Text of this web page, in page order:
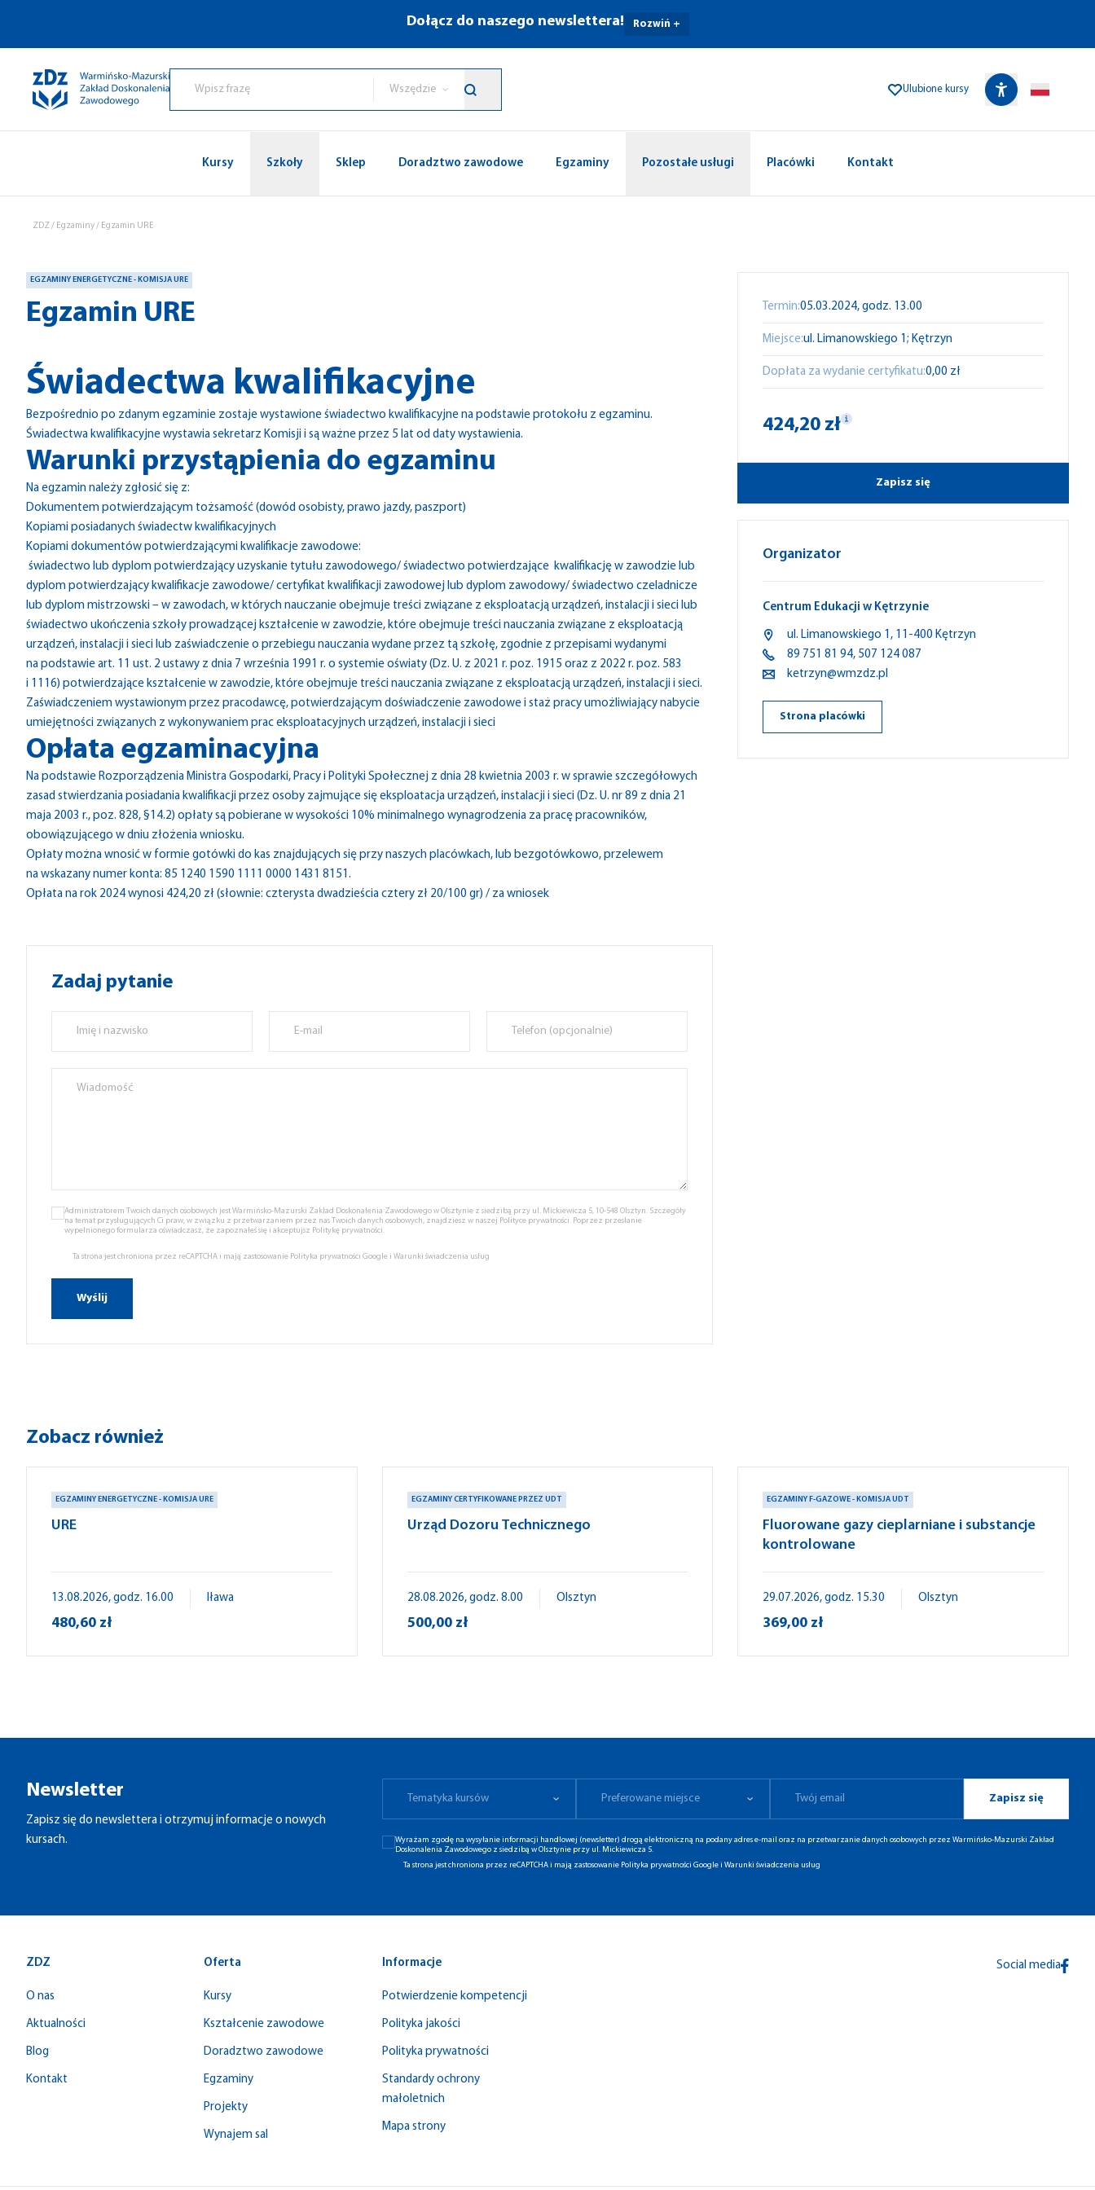
Dołącz do naszego newslettera! Rozwiń +
Wszędzie Ulubione kursy
Kursy Szkoły Sklep Doradztwo zawodowe Egzaminy Pozostałe usługi Placówki Kontakt
ZDZ/ Egzaminy/ Egzamin URE
EGZAMINY ENERGETYCZNE - KOMISJA URE
Egzamin URE
Świadectwa kwalifikacyjne
Bezpośrednio po zdanym egzaminie zostaje wystawione świadectwo kwalifikacyjne na podstawie protokołu z egzaminu.
Świadectwa kwalifikacyjne wystawia sekretarz Komisji i są ważne przez 5 lat od daty wystawienia.
Warunki przystąpienia do egzaminu
Na egzamin należy zgłosić się z:
Dokumentem potwierdzającym tożsamość (dowód osobisty, prawo jazdy, paszport)
Kopiami posiadanych świadectw kwalifikacyjnych
Kopiami dokumentów potwierdzającymi kwalifikacje zawodowe:
świadectwo lub dyplom potwierdzający uzyskanie tytułu zawodowego/ świadectwo potwierdzające kwalifikację w zawodzie lub
dyplom potwierdzający kwalifikacje zawodowe/ certyfikat kwalifikacji zawodowej lub dyplom zawodowy/ świadectwo czeladnicze
lub dyplom mistrzowski – w zawodach, w których nauczanie obejmuje treści związane z eksploatacją urządzeń, instalacji i sieci lub
świadectwo ukończenia szkoły prowadzącej kształcenie w zawodzie, które obejmuje treści nauczania związane z eksploatacją
urządzeń, instalacji i sieci lub zaświadczenie o przebiegu nauczania wydane przez tą szkołę, zgodnie z przepisami wydanymi
na podstawie art. 11 ust. 2 ustawy z dnia 7 września 1991 r. o systemie oświaty (Dz. U. z 2021 r. poz. 1915 oraz z 2022 r. poz. 583
i 1116) potwierdzające kształcenie w zawodzie, które obejmuje treści nauczania związane z eksploatacją urządzeń, instalacji i sieci.
Zaświadczeniem wystawionym przez pracodawcę, potwierdzającym doświadczenie zawodowe i staż pracy umożliwiający nabycie
umiejętności związanych z wykonywaniem prac eksploatacyjnych urządzeń, instalacji i sieci
Opłata egzaminacyjna
Na podstawie Rozporządzenia Ministra Gospodarki, Pracy i Polityki Społecznej z dnia 28 kwietnia 2003 r. w sprawie szczegółowych
zasad stwierdzania posiadania kwalifikacji przez osoby zajmujące się eksploatacja urządzeń, instalacji i sieci (Dz. U. nr 89 z dnia 21
maja 2003 r., poz. 828, §14.2) opłaty są pobierane w wysokości 10% minimalnego wynagrodzenia za pracę pracowników,
obowiązującego w dniu złożenia wniosku.
Opłaty można wnosić w formie gotówki do kas znajdujących się przy naszych placówkach, lub bezgotówkowo, przelewem
na wskazany numer konta: 85 1240 1590 1111 0000 1431 8151.
Opłata na rok 2024 wynosi 424,20 zł (słownie: czterysta dwadzieścia cztery zł 20/100 gr) / za wniosek
Zadaj pytanie
Administratorem Twoich danych osobowych jest Warmińsko-Mazurski Zakład Doskonalenia Zawodowego w Olsztynie z siedzibą przy ul. Mickiewicza 5, 10-548 Olsztyn. Szczegóły
na temat przysługujących Ci praw, w związku z przetwarzaniem przez nas Twoich danych osobowych, znajdziesz w naszej Polityce prywatności. Poprzez przesłanie
wypełnionego formularza oświadczasz, że zapoznałeś się i akceptujsz Politykę prywatności.
Ta strona jest chroniona przez reCAPTCHA i mają zastosowanie Polityka prywatności Google i Warunki świadczenia usług
Termin:05.03.2024, godz. 13.00
Miejsce:ul. Limanowskiego 1; Kętrzyn
Dopłata za wydanie certyfikatu:0,00 zł
424,20 zł
Zapisz się
Organizator
Centrum Edukacji w Kętrzynie
ul. Limanowskiego 1, 11-400 Kętrzyn
89 751 81 94, 507 124 087
ketrzyn@wmzdz.pl
Strona placówki
Zobacz również
EGZAMINY ENERGETYCZNE - KOMISJA URE
URE
13.08.2026, godz. 16.00 Iława
480,60 zł
EGZAMINY CERTYFIKOWANE PRZEZ UDT
Urząd Dozoru Technicznego
28.08.2026, godz. 8.00 Olsztyn
500,00 zł
EGZAMINY F-GAZOWE - KOMISJA UDT
Fluorowane gazy cieplarniane i substancje
kontrolowane
29.07.2026, godz. 15.30 Olsztyn
369,00 zł
Newsletter
Zapisz się do newslettera i otrzymuj informacje o nowych
kursach.
Tematyka kursów
Preferowane miejsce
Zapisz się
Wyrażam zgodę na wysyłanie informacji handlowej (newsletter) drogą elektroniczną na podany adres e-mail oraz na przetwarzanie danych osobowych przez Warmińsko-Mazurski Zakład
Doskonalenia Zawodowego z siedzibą w Olsztynie przy ul. Mickiewicza 5.
Ta strona jest chroniona przez reCAPTCHA i mają zastosowanie Polityka prywatności Googlei Warunki świadczenia usług
ZDZ
O nas
Aktualności
Blog
Kontakt
Oferta
Kursy
Kształcenie zawodowe
Doradztwo zawodowe
Egzaminy
Projekty
Wynajem sal
Informacje
Potwierdzenie kompetencji
Polityka jakości
Polityka prywatności
Standardy ochrony
małoletnich
Mapa strony
Social media